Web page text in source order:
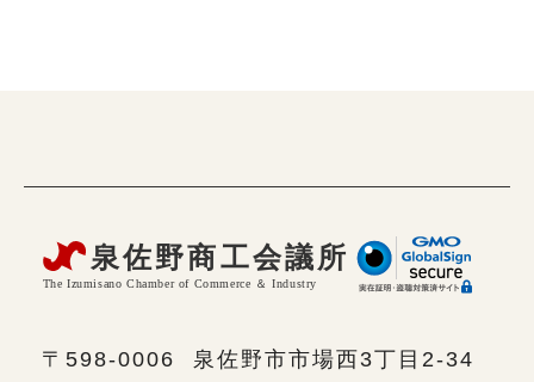
〒598-0006 泉佐野市市場西3丁目2-34